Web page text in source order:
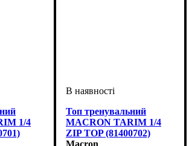
1/4
Топ тренувальний
MACRON TARIM 1/4
ZIP TOP (81400702)
Macron